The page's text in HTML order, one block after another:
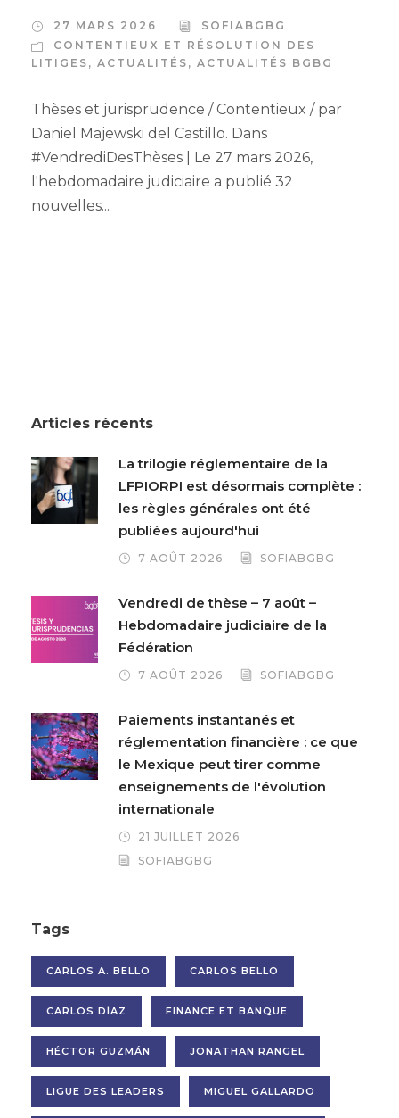
27 MARS 2026
SOFIABGBG
CONTENTIEUX ET RÉSOLUTION DES
LITIGES , ACTUALITÉS , ACTUALITÉS BGBG
Thèses et jurisprudence / Contentieux / par
Daniel Majewski del Castillo. Dans
#VendrediDesThèses | Le 27 mars 2026,
l'hebdomadaire judiciaire a publié 32
nouvelles...
Articles récents
La trilogie réglementaire de la
LFPIORPI est désormais complète :
les règles générales ont été
publiées aujourd'hui
7 AOÛT 2026 SOFIABGBG
Vendredi de thèse – 7 août –
Hebdomadaire judiciaire de la
Fédération
7 AOÛT 2026 SOFIABGBG
Paiements instantanés et
réglementation financière : ce que
le Mexique peut tirer comme
enseignements de l'évolution
internationale
21 JUILLET 2026
SOFIABGBG
Tags
CARLOS A. BELLO CARLOS BELLO
CARLOS DÍAZ FINANCE ET BANQUE
HÉCTOR GUZMÁN JONATHAN RANGEL
LIGUE DES LEADERS MIGUEL GALLARDO